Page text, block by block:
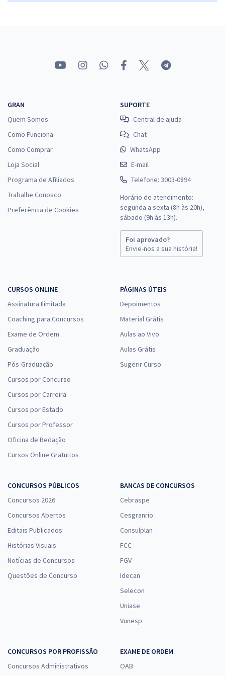
GRAN
Quem Somos
Como Funciona
Como Comprar
Loja Social
Programa de Afiliados
Trabalhe Conosco
Preferência de Cookies
SUPORTE
Central de ajuda
Chat
WhatsApp
E-mail
Telefone: 3003-0894
Horário de atendimento:
segunda a sexta (8h às 20h),
sábado (9h às 13h).
Foi aprovado?
Envie-nos a sua história!
CURSOS ONLINE
Assinatura Ilimitada
Coaching para Concursos
Exame de Ordem
Graduação
Pós-Graduação
Cursos por Concurso
Cursos por Carreira
Cursos por Estado
Cursos por Professor
Oficina de Redação
Cursos Online Gratuitos
PÁGINAS ÚTEIS
Depoimentos
Material Grátis
Aulas ao Vivo
Aulas Grátis
Sugerir Curso
CONCURSOS PÚBLICOS
Concursos 2026
Concursos Abertos
Editais Publicados
Histórias Visuais
Notícias de Concursos
Questões de Concurso
BANCAS DE CONCURSOS
Cebraspe
Cesgranrio
Consulplan
FCC
FGV
Idecan
Selecon
Uniase
Vunesp
CONCURSOS POR PROFISSÃO
Concursos Administrativos
EXAME DE ORDEM
OAB